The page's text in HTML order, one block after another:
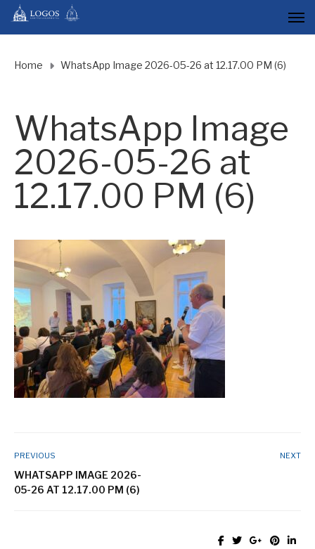
Home WhatsApp Image 2026-05-26 at 12.17.00 PM (6)
WhatsApp Image
2026-05-26 at
12.17.00 PM (6)
PREVIOUS
WHATSAPP IMAGE 2026-
05-26 AT 12.17.00 PM (6)
NEXT